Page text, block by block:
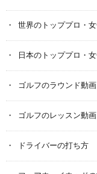
世界のトッププロ・
日本のトッププロ・
ゴルフのラウンド動画
ゴルフのレッスン動画
ドライバーの打ち方